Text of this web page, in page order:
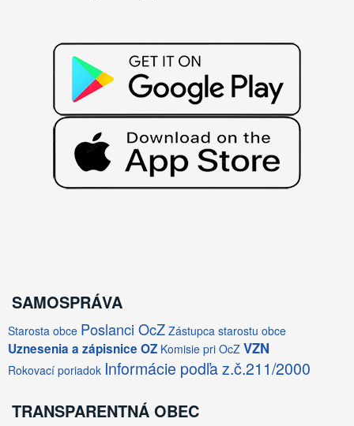
SAMOSPRÁVA
Starosta obce Poslanci OcZ Zástupca starostu obce
Uznesenia a zápisnice OZ Komisie pri OcZ VZN
Rokovací poriadok Informácie podľa z.č.211/2000
TRANSPARENTNÁ OBEC